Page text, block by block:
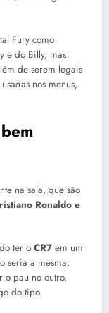
Fury como
e do Billy, mas
de serem legais
nos menus,
na sala, que são
Ronaldo e
ter o CR7 em um
seria a mesma,
o pau no outro,
do tipo.